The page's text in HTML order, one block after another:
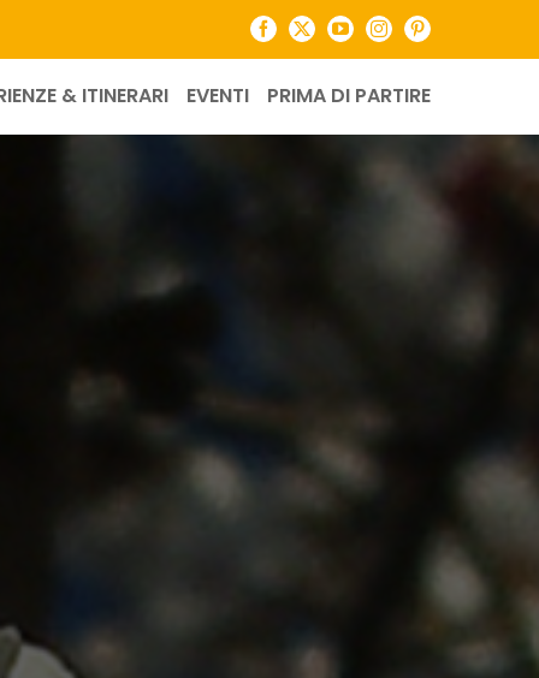
Facebook
X YouTubeInstagramPinterest
& ITINERARI EVENTI PRIMA DI PARTIRE